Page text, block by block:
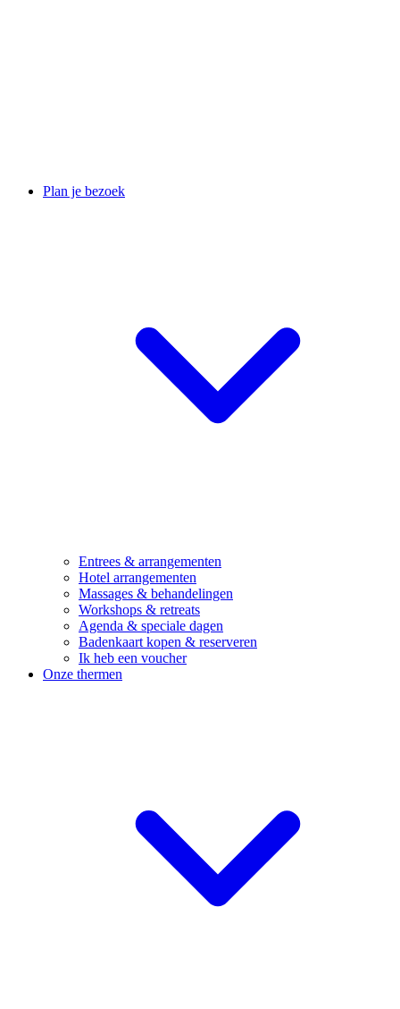
Plan je bezoek
Entrees & arrangementen
Hotel arrangementen
Massages & behandelingen
Workshops & retreats
Agenda & speciale dagen
Badenkaart kopen & reserveren
Ik heb een voucher
Onze thermen